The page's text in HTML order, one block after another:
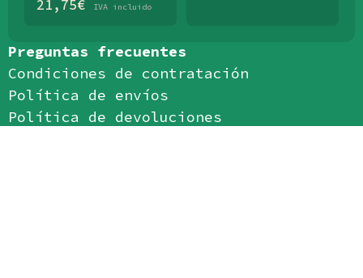
Preguntas frecuentes
Condiciones de contratación
Política de envíos
Política de devoluciones
21,75€ IVA incluido